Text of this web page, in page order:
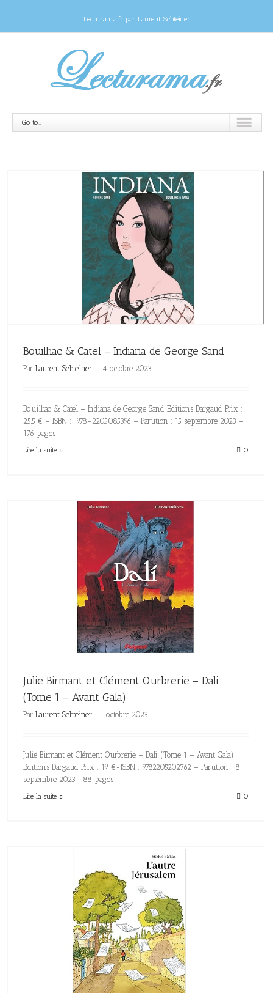
Lecturama.fr par Laurent Schteiner
Go to...
Bouilhac & Catel – Indiana de George Sand
Par Laurent Schteiner | 14 octobre 2023
Bouilhac & Catel – Indiana de George Sand Editions Dargaud Prix :
25,5 € – ISBN : 978-2205085396 – Parution : 15 septembre 2023 –
176 pages
Lire la suite 0
Julie Birmant et Clément Ourbrerie – Dali
(Tome 1 – Avant Gala)
Par Laurent Schteiner 1 octobre 2023
Julie Birmant et Clément Ourbrerie – Dali (Tome 1 – Avant Gala)
Editions Dargaud Prix : 19 €-ISBN : 9782205202762 – Parution : 8
septembre 2023- 88 pages
Lire la suite 0